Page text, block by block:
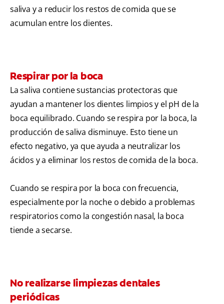
saliva y a reducir los restos de comida que se
acumulan entre los dientes.
Respirar por la boca
La saliva contiene sustancias protectoras que
ayudan a mantener los dientes limpios y el pH de la
boca equilibrado. Cuando se respira por la boca, la
producción de saliva disminuye. Esto tiene un
efecto negativo, ya que ayuda a neutralizar los
ácidos y a eliminar los restos de comida de la boca.
Cuando se respira por la boca con frecuencia,
especialmente por la noche o debido a problemas
respiratorios como la congestión nasal, la boca
tiende a secarse.
No realizarse limpiezas dentales
periódicas